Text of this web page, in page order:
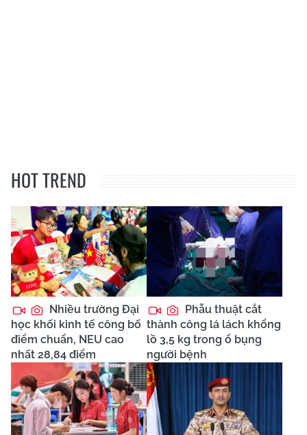
HOT TREND
Nhiều trường Đại
học khối kinh tế công bố
điểm chuẩn, NEU cao
nhất 28,84 điểm
Phẫu thuật cắt
thành công lá lách khổng
lồ 3,5 kg trong ổ bụng
người bệnh